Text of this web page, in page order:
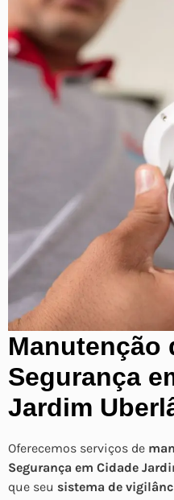
Manutenção
Segurança
Jardim
Oferecemos serviços de
Segurança em Cidade
que seu sistema de